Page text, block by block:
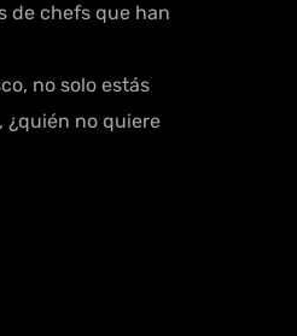
de chefs que han
no solo estás
¿quién no quiere